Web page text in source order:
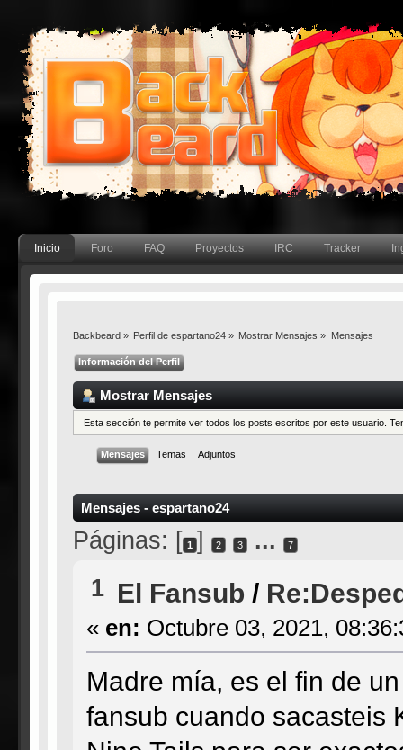
Inicio Foro FAQ Proyectos IRC Tracker
Backbeard» Perfil de espartano24» Mostrar Mensajes » Mensajes
Información del Perfil
Mostrar Mensajes
Esta sección te permite ver todos los posts escritos por este usuario.
Mensajes Temas Adjuntos
Mensajes - espartano24
Páginas: [ 1 ] 2 3 ... 7
1 El Fansub /
« en: Octubre 03, 2021,
Madre mía, es el fin de
fansub cuando sacasteis